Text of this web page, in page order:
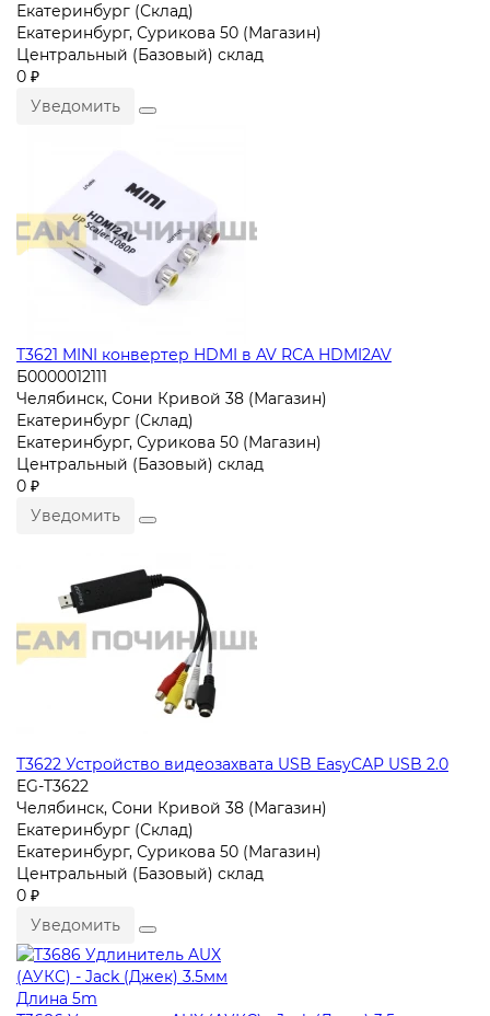
Екатеринбург (Склад)
Екатеринбург, Сурикова 50 (Магазин)
Центральный (Базовый) склад
0 ₽
Уведомить
T3621 MINI конвертер HDMI в AV RCA HDMI2AV
Б0000012111
Челябинск, Сони Кривой 38 (Магазин)
Екатеринбург (Склад)
Екатеринбург, Сурикова 50 (Магазин)
Центральный (Базовый) склад
0 ₽
Уведомить
T3622 Устройство видеозахвата USB EasyCAP USB 2.0
EG-T3622
Челябинск, Сони Кривой 38 (Магазин)
Екатеринбург (Склад)
Екатеринбург, Сурикова 50 (Магазин)
Центральный (Базовый) склад
0 ₽
Уведомить